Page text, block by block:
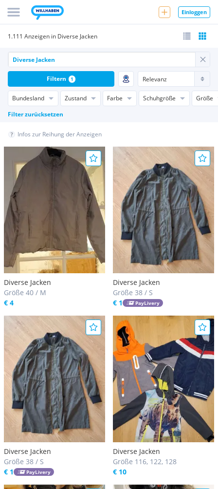
Einloggen
1.111 Anzeigen in Diverse Jacken
Bundesland Zustand Farbe Schuhgröße
Größe
Filter zurücksetzen
Filtern 1
Infos zur Reihung der Anzeigen
Diverse Jacken
Größe 40 / M
€ 4
Diverse Jacken
Größe 38 / S
€ 1
PayLivery
Diverse Jacken
Größe 38 / S
€ 1
PayLivery
Diverse Jacken
Größe 116, 122, 128
€ 10